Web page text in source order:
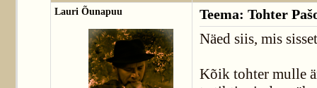
Lauri Õunapuu Teema: Tohter
Näed siis, mis
Kõik tohter mulle